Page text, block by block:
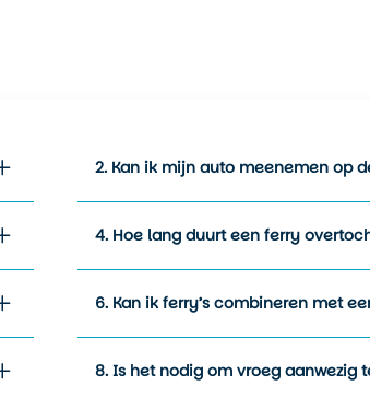
2. Kan ik mijn auto meenemen op
4. Hoe lang duurt een ferry
6. Kan ik ferry’s combineren met
8. Is het nodig om vroeg aanwezig